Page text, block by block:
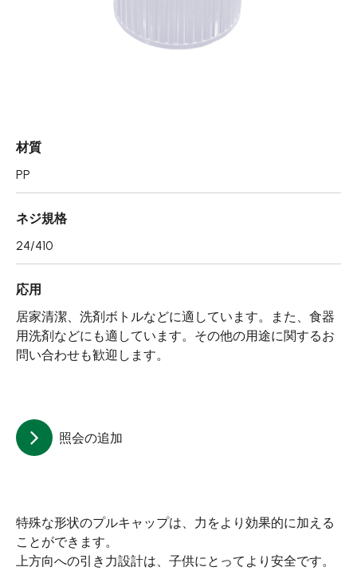
材質
PP
ネジ規格
24/410
応用
居家清潔、洗剤ボトルなどに適しています。また、食器
用洗剤などにも適しています。その他の用途に関するお
問い合わせも歓迎します。
照会の追加
特殊な形状のプルキャップは、力をより効果的に加える
ことができます。
上方向への引き力設計は、子供にとってより安全です。
ミストスプレー、ミニボトル、ロールオンボトル
再生資源製品
使用用途
ニュース
会社簡介
繁體中文